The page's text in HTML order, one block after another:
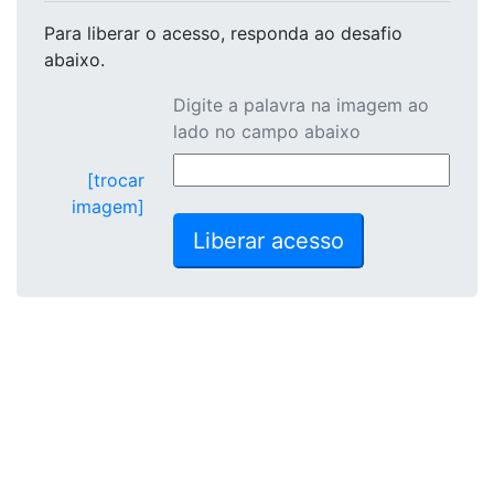
Para liberar o acesso, responda ao desafio
abaixo.
[trocar
imagem]
Digite a palavra na imagem ao
lado no campo abaixo